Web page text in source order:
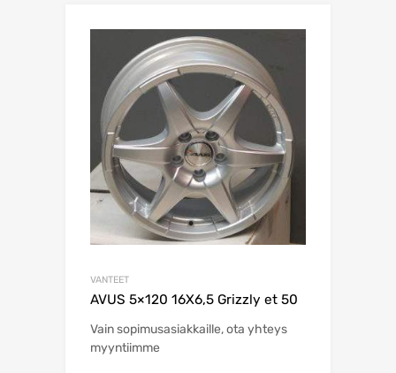
VANTEET
AVUS 5×120 16X6,5 Grizzly et 50
Vain sopimusasiakkaille, ota yhteys
myyntiimme